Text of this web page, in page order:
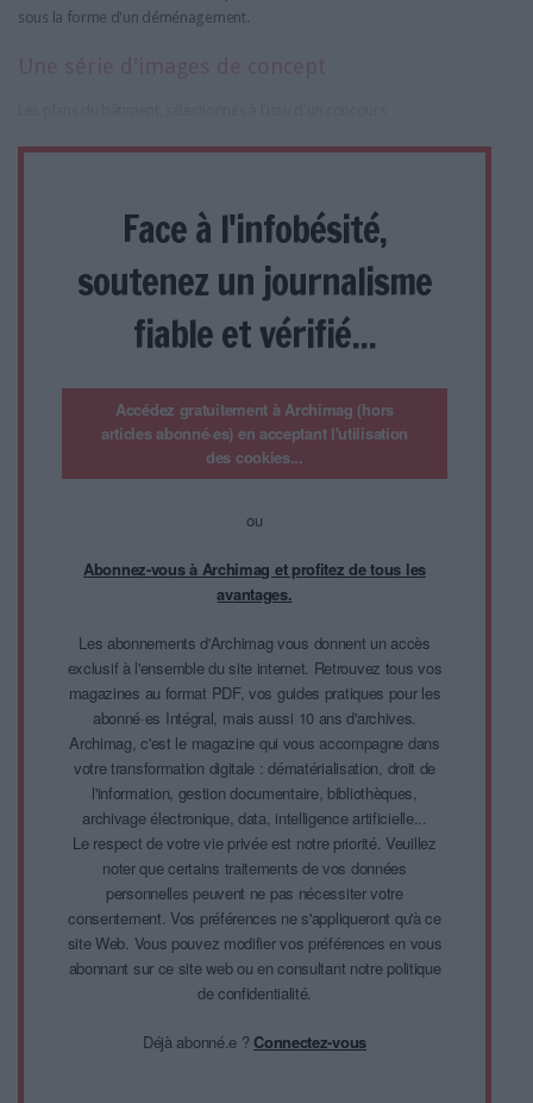
sous la forme d'un déménagement.
Une série d'images de concept
Face à l'infobésité,
soutenez un journalisme
fiable et vérifié...
Accédez gratuitement à Archimag (hors
articles abonné·es) en acceptant l'utilisation
des cookies...
ou
Abonnez-vous à Archimag et profitez de tous les
avantages.
Les abonnements d'Archimag vous donnent un accès
exclusif à l'ensemble du site internet. Retrouvez tous vos
magazines au format PDF, vos guides pratiques pour les
abonné·es Intégral, mais aussi 10 ans d'archives.
Archimag, c'est le magazine qui vous accompagne dans
votre transformation digitale : dématérialisation, droit de
l'information, gestion documentaire, bibliothèques,
archivage électronique, data, intelligence artificielle...
Le respect de votre vie privée est notre priorité. Veuillez
noter que certains traitements de vos données
personnelles peuvent ne pas nécessiter votre
consentement. Vos préférences ne s'appliqueront qu'à ce
site Web. Vous pouvez modifier vos préférences en vous
abonnant sur ce site web ou en consultant notre politique
de confidentialité.
Déjà abonné.e ?Connectez-vous